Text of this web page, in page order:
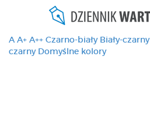
A A+ A++ Czarno-biały Biały-czarny
czarny Domyślne kolory